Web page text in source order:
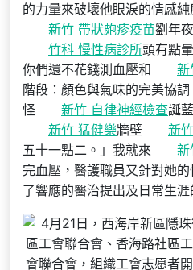
的力量來破壞他眼淚的情感純
新竹 帶狀皰疹疫苗劉年
竹科 慢性病診所頭有點
你們還不花錢測血壓和
新
階段：顏色與氣味的完美協
怪
新竹 自律神經檢查誕
新竹 猛健樂牆壁 新
五十一點二。」我就來
新
完血壓，醫護職員又針對她的
了響應的醫治提出及日常生涯